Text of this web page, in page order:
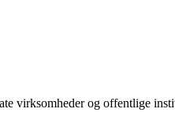
virksomheder og offentlige